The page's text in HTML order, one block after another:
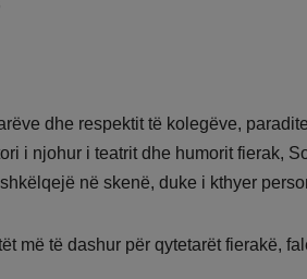
dhe respektit të kolegëve,
i njohur i teatrit dhe humorit fierak,
në skenë, duke i kthyer
më të dashur për qytetarët fierakë,